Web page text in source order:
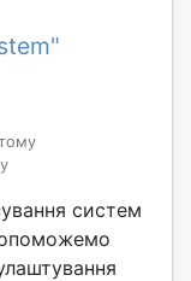
систем